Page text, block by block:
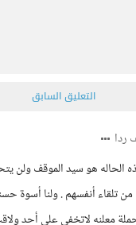
التعليق السابق
ردا
هو سيد الموقف ولن
تلقاء أنفسهم . ولنا أسوة
معلنه لاتخفى على أحد